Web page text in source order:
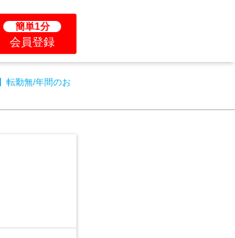
簡単1分
会員登録
転勤無/年間のお